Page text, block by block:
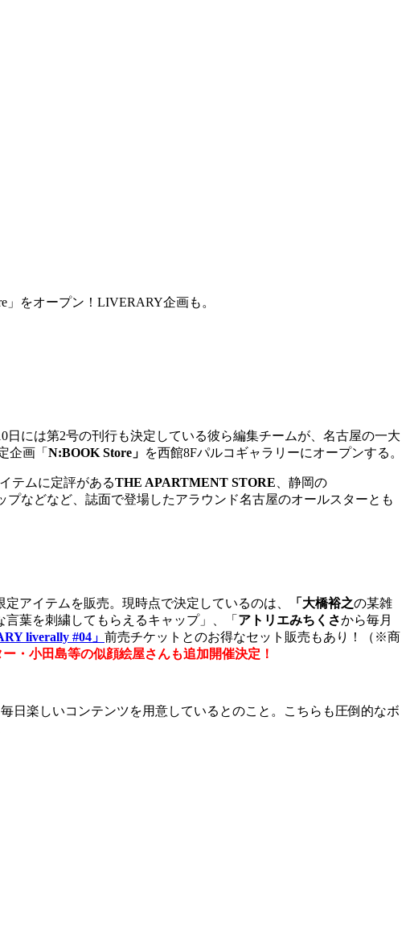
をオープン！LIVERARY企画も。
日には第2号の刊行も決定している彼ら編集チームが、名古屋の一大
企画「 N:BOOK Store」 を西館8Fパルコギャラリーにオープンする。
テムに定評があるTHE APARTMENT STORE 、静岡の
などなど、誌面で登場したアラウンド名古屋のオールスターとも
アイテムを販売。現時点で決定しているのは、 「大橋裕之の某雑
言葉を刺繍してもらえるキャップ」、「 アトリエみちくさから毎月
liverally #04」 前売チケットとのお得なセット販売もあり！（※商
・小田島等の似顔絵屋さんも追加開催決定！
日楽しいコンテンツを用意しているとのこと。こちらも圧倒的なボ